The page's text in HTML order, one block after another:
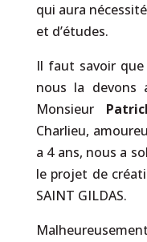
qui aura
et d’études.
Il faut savoir
nous la
Monsieur
Charlieu,
a 4 ans, nous a
le projet de
SAINT GILDAS.